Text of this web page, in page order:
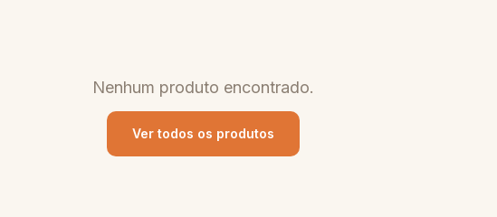
Nenhum produto encontrado.
Ver todos os produtos